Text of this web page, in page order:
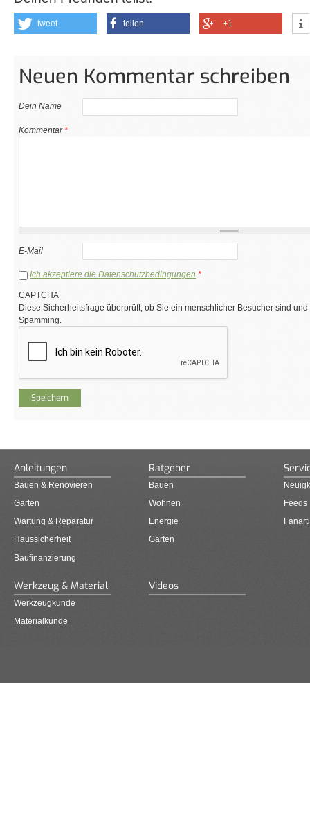
tweet teilen +1
Neuen Kommentar schreiben
Dein Name
Kommentar*
E-Mail
Ich akzeptiere die Datenschutzbedingungen *
CAPTCHA
Diese Sicherheitsfrage überprüft, ob Sie ein menschlicher Besucher sind
Spamming.
Anleitungen
Bauen & Renovieren
Garten
Wartung & Reparatur
Haussicherheit
Baufinanzierung
Ratgeber
Bauen
Wohnen
Energie
Garten
Feeds
Werkzeug & Material
Werkzeugkunde
Materialkunde
Videos